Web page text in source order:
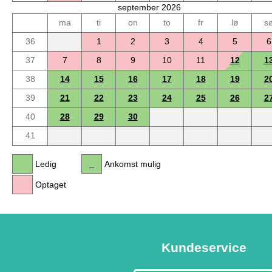
september 2026
ma
ti on to fr lø
36
1 2 3 4 5
6
37
7 8 9 10 11 12
38
14 15 16 17 18 19
39
21 22 23 24 25 26
40
28 29
30
41
Ledig
Optaget
Ankomst mulig
Kundeservice